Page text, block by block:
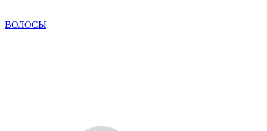
ВОЛОСЫ